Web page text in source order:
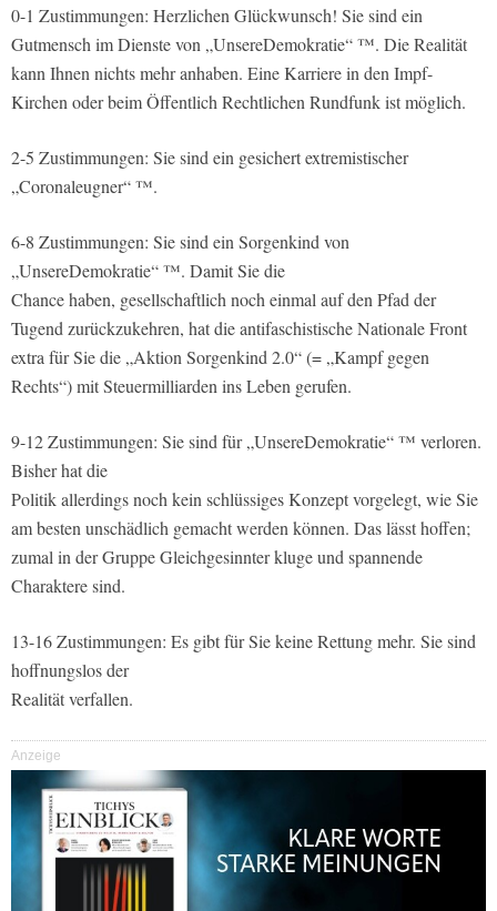
0-1 Zustimmungen: Herzlichen Glückwunsch! Sie sind ein
Gutmensch im Dienste von „UnsereDemokratie“ ™. Die Realität
kann Ihnen nichts mehr anhaben. Eine Karriere in den Impf-
Kirchen oder beim Öffentlich Rechtlichen Rundfunk ist möglich.
2-5 Zustimmungen: Sie sind ein gesichert extremistischer
„Coronaleugner“ ™.
6-8 Zustimmungen: Sie sind ein Sorgenkind von
„UnsereDemokratie“ ™. Damit Sie die
Chance haben, gesellschaftlich noch einmal auf den Pfad der
Tugend zurückzukehren, hat die antifaschistische Nationale Front
extra für Sie die „Aktion Sorgenkind 2.0“ (= „Kampf gegen
Rechts“) mit Steuermilliarden ins Leben gerufen.
9-12 Zustimmungen: Sie sind für „UnsereDemokratie“ ™ verloren.
Bisher hat die
Politik allerdings noch kein schlüssiges Konzept vorgelegt, wie Sie
am besten unschädlich gemacht werden können. Das lässt hoffen;
zumal in der Gruppe Gleichgesinnter kluge und spannende
Charaktere sind.
13-16 Zustimmungen: Es gibt für Sie keine Rettung mehr. Sie sind
hoffnungslos der
Realität verfallen.
Anzeige